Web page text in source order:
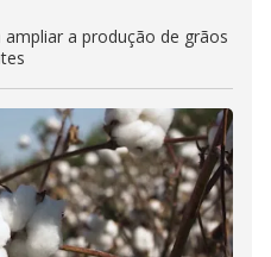
a produção de grãos